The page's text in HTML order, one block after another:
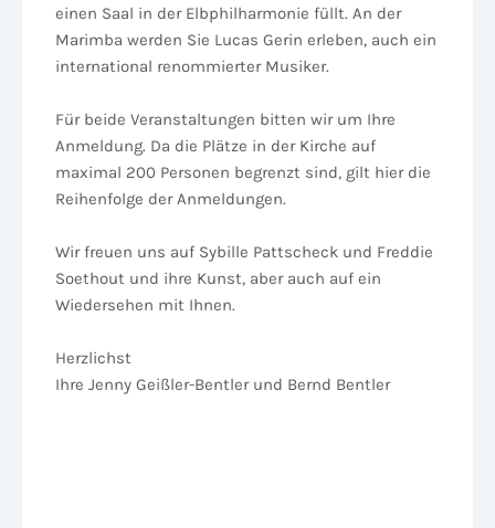
einen Saal in der Elbphilharmonie füllt. An der
Marimba werden Sie Lucas Gerin erleben, auch ein
international renommierter Musiker.
Für beide Veranstaltungen bitten wir um Ihre
Anmeldung. Da die Plätze in der Kirche auf
maximal 200 Personen begrenzt sind, gilt hier die
Reihenfolge der Anmeldungen.
Wir freuen uns auf Sybille Pattscheck und Freddie
Soethout und ihre Kunst, aber auch auf ein
Wiedersehen mit Ihnen.
Herzlichst
Ihre Jenny Geißler-Bentler und Bernd Bentler